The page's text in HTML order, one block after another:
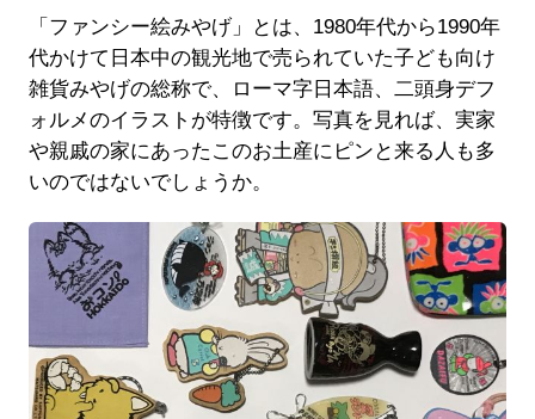
「ファンシー絵みやげ」とは、1980年代から1990年
代かけて日本中の観光地で売られていた子ども向け
雑貨みやげの総称で、ローマ字日本語、二頭身デフ
ォルメのイラストが特徴です。写真を見れば、実家
や親戚の家にあったこのお土産にピンと来る人も多
いのではないでしょうか。